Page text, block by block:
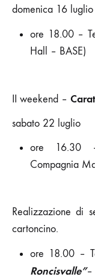
domenica 16 luglio
ore 18.00 –
Hall – BASE)
II weekend –
sabato 22 luglio
ore 16.30
Compagnia
Realizzazione di
cartoncino.
ore 18.00 –
Roncisvalle”–